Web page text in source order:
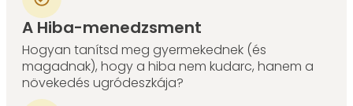
A Hiba-menedzsment
Hogyan tanítsd meg gyermekednek (és
magadnak), hogy a hiba nem kudarc, hanem a
növekedés ugródeszkája?